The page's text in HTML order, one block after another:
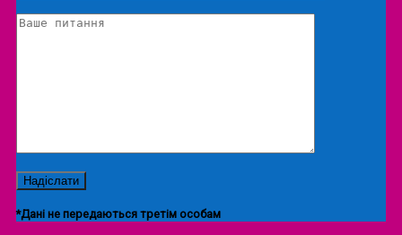
*Дані не передаються третім особам